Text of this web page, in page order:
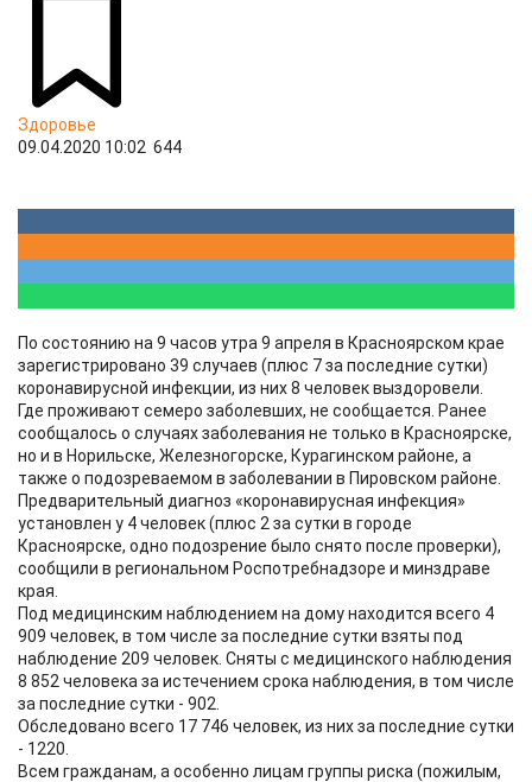
Здоровье
09.04.2020 10:02 644
По состоянию на 9 часов утра 9 апреля в Красноярском крае
зарегистрировано 39 случаев (плюс 7 за последние сутки)
коронавирусной инфекции, из них 8 человек выздоровели.
Где проживают семеро заболевших, не сообщается. Ранее
сообщалось о случаях заболевания не только в Красноярске,
но и в Норильске, Железногорске, Курагинском районе, а
также о подозреваемом в заболевании в Пировском районе.
Предварительный диагноз «коронавирусная инфекция»
установлен у 4 человек (плюс 2 за сутки в городе
Красноярске, одно подозрение было снято после проверки),
сообщили в региональном Роспотребнадзоре и минздраве
края.
Под медицинским наблюдением на дому находится всего 4
909 человек, в том числе за последние сутки взяты под
наблюдение 209 человек. Сняты с медицинского наблюдения
8 852 человека за истечением срока наблюдения, в том числе
за последние сутки - 902.
Обследовано всего 17 746 человек, из них за последние сутки
- 1220.
Всем гражданам, а особенно лицам группы риска (пожилым,